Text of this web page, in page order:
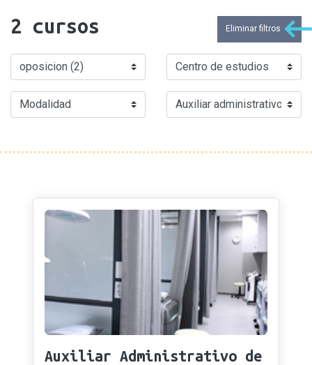
2 cursos Eliminar filtros
Auxiliar Administrativo de